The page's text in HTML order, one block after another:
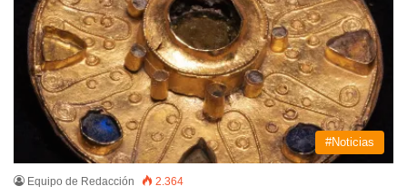
#Noticias
Equipo de Redacción 2.364